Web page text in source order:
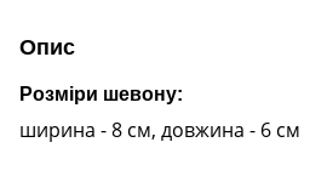
Опис
Розміри шевону:
ширина - 8 см, довжина - 6 см